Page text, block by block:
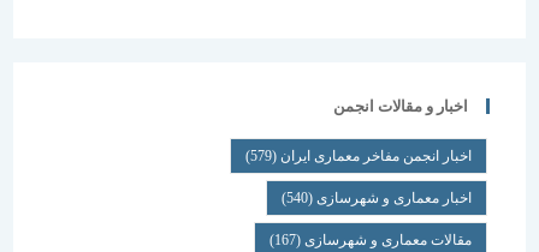
اخبار و مقالات انجمن
اخبار انجمن مفاخر معماری ایران (579)
اخبار معماری و شهرسازی(540)
مقالات معماری و شهرسازی(167)